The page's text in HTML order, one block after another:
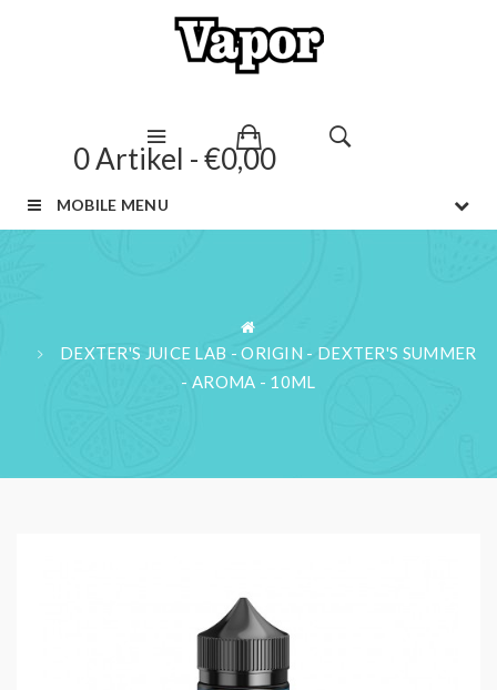
0 Artikel - €0,00
MOBILE MENU
DEXTER'S JUICE LAB - ORIGIN - DEXTER'S SUMMER
- AROMA - 10ML